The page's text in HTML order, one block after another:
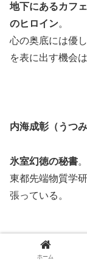
地下にあるカフ
のヒロイン。
心の奥底には優
を表に出す機会
内海成彰（うつ
氷室幻徳の秘書。
東都先端物質学
張っている。
ホーム